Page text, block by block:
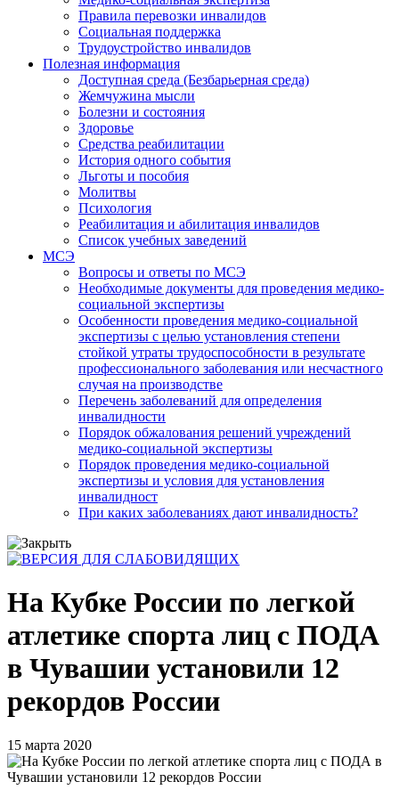
Правила перевозки инвалидов
Социальная поддержка
Трудоустройство инвалидов
Полезная информация
Доступная среда (Безбарьерная среда)
Жемчужина мысли
Болезни и состояния
Здоровье
Средства реабилитации
История одного события
Льготы и пособия
Молитвы
Психология
Реабилитация и абилитация инвалидов
Список учебных заведений
МСЭ
Вопросы и ответы по МСЭ
Необходимые документы для проведения медико-
социальной экспертизы
Особенности проведения медико-социальной
экспертизы с целью установления степени
стойкой утраты трудоспособности в результате
профессионального заболевания или несчастного
случая на производстве
Перечень заболеваний для определения
инвалидности
Порядок обжалования решений учреждений
медико-социальной экспертизы
Порядок проведения медико-социальной
экспертизы и условия для установления
инвалидност
При каких заболеваниях дают инвалидность?
На Кубке России по легкой
атлетике спорта лиц с ПОДА
в Чувашии установили 12
рекордов России
15 марта 2020